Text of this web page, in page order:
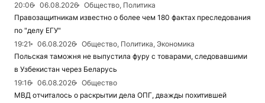
20:06
06.08.2026
Общество, Политика
Правозащитникам известно о более чем 180 фактах преследования
по "делу ЕГУ"
19:21
06.08.2026
Общество, Политика, Экономика
Польская таможня не выпустила фуру с товарами, следовавшими
в Узбекистан через Беларусь
19:16
06.08.2026
Общество
МВД отчиталось о раскрытии дела ОПГ, дважды похитившей